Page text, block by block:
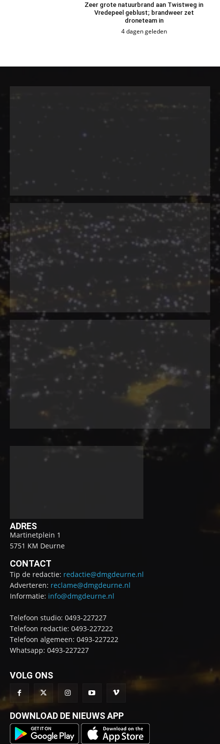
Zeer grote natuurbrand aan Twistweg in
Vredepeel geblust; brandweer zet
droneteam in
4 dagen geleden
ADRES
Martinetplein 1
5751 KM Deurne
CONTACT
Tip de redactie: redactie@dmgdeurne.nl
Adverteren: reclame@dmgdeurne.nl
Informatie: info@dmgdeurne.nl
Telefoon studio: 0493-227227
Telefoon redactie: 0493-227222
Telefoon algemeen: 0493-227222
Whatsapp: 0493-227227
VOLG ONS
DOWNLOAD DE NIEUWS APP